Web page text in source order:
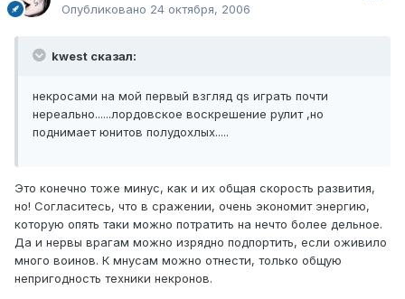
Опубликовано 24 октября, 2006
kwest сказал:
некросами на мой первый взгляд qs играть почти
нереально......лордовское воскрешение рулит ,но
поднимает юнитов полудохлых.....
Это конечно тоже минус, как и их общая скорость развития,
но! Согласитесь, что в сражении, очень экономит энергию,
которую опять таки можно потратить на нечто более дельное.
Да и нервы врагам можно изрядно подпортить, если оживило
много воинов. К мнусам можно отнести, только общую
непригодность техники некронов.